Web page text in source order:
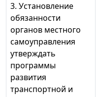
3. Установление
обязанности
органов местного
самоуправления
утверждать
программы
развития
транспортной и